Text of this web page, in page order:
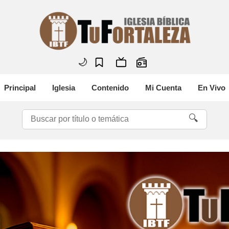
🌙
Principal Iglesia Contenido Mi Cuenta En Vivo
🔍